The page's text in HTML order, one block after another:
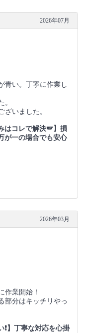
2026年07月
青い。丁寧に作業し
。
ざいました。
はコレで解決🪽】損
が一の場合でも安心
2026年03月
作業開始！
部分はキッチリやっ
❗️】丁寧な対応を心掛